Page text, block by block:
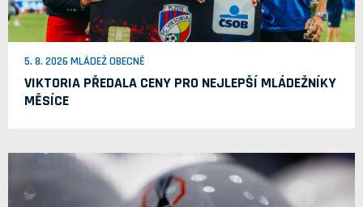
5. 8. 2026 MLÁDEŽ OBECNĚ
VIKTORIA PŘEDALA CENY PRO NEJLEPŠÍ MLÁDEŽNÍKY
MĚSÍCE